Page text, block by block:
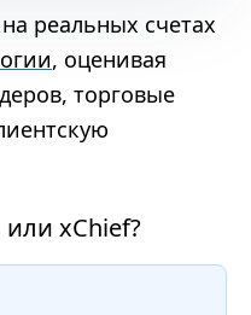
реальных счетах
, оценивая
торговые
xChief?